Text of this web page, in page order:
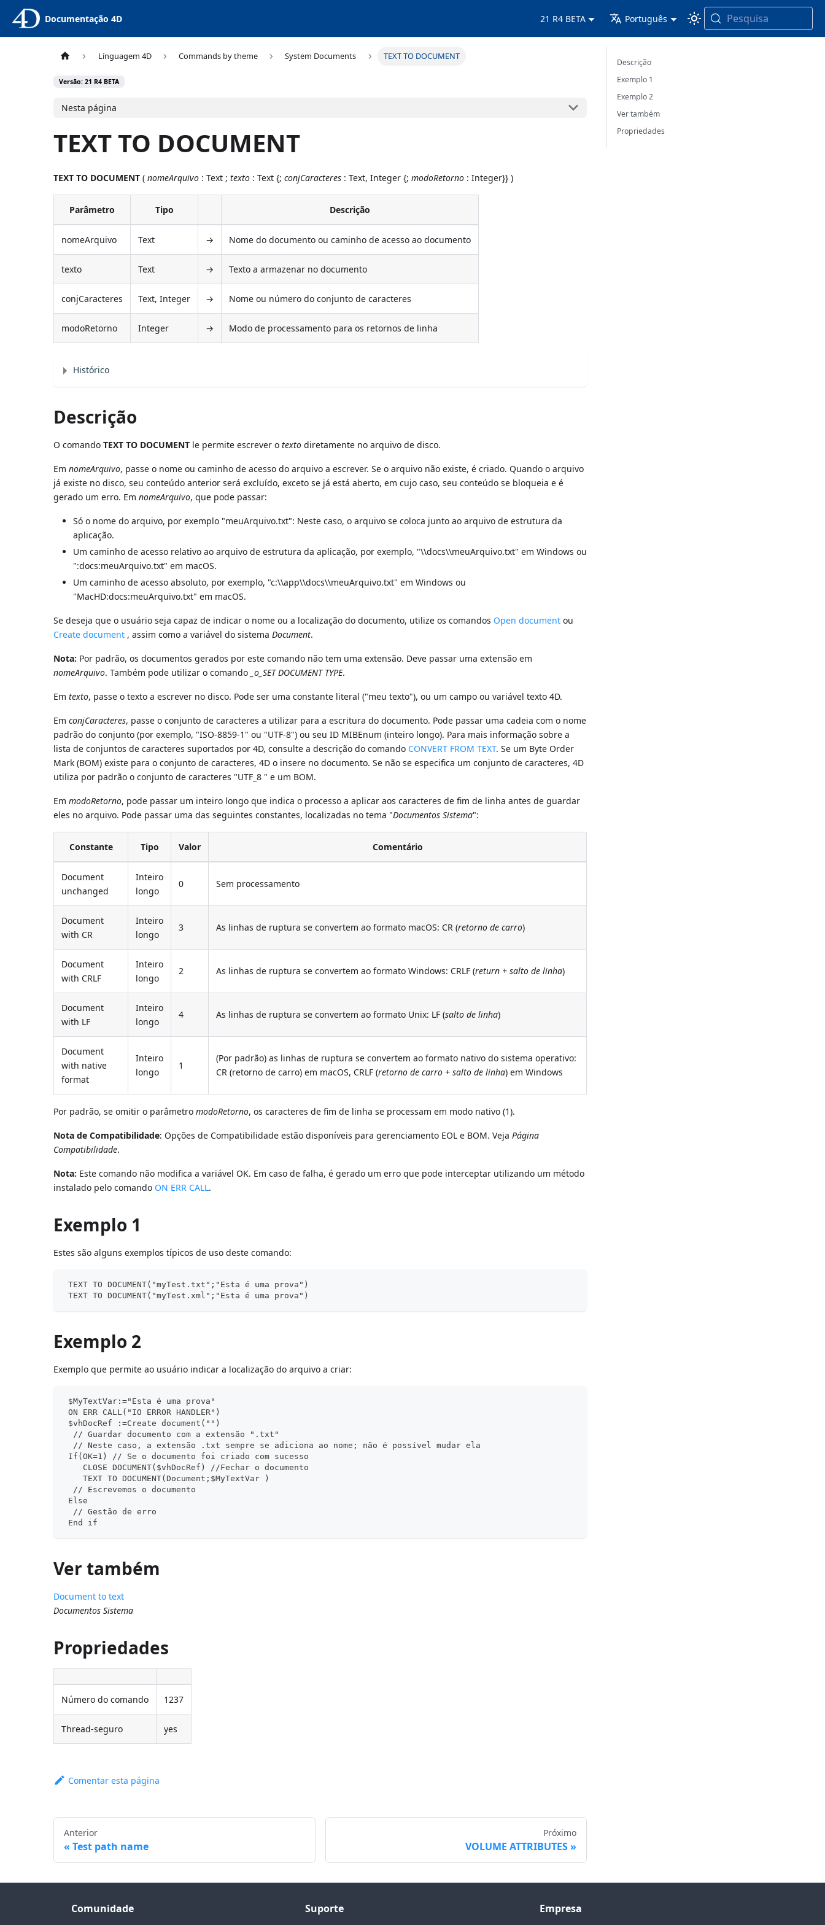
Documentação 4D 21 R4 BETA Português Pesquisa
Línguagem 4D Commands by theme System Documents TEXT TO DOCUMENT
Versão: 21 R4 BETA
Nesta página
TEXT TO DOCUMENT
TEXT TO DOCUMENT (nomeArquivo : Text ;texto : Text {;conjCaracteres : Text, Integer {;modoRetorno : Integer}} )
Parâmetro Tipo Descrição
nomeArquivo Text → Nome do documento ou caminho de acesso ao documento
texto Text → Texto a armazenar no documento
conjCaracteres Text, Integer → Nome ou número do conjunto de caracteres
modoRetorno Integer → Modo de processamento para os retornos de linha
Histórico
Descrição
O comandoTEXT TO DOCUMENT le permite escrever otexto diretamente no arquivo de disco.
EmnomeArquivo, passe o nome ou caminho de acesso do arquivo a escrever. Se o arquivo não existe, é criado. Quando o arquivo
já existe no disco, seu conteúdo anterior será excluído, exceto se já está aberto, em cujo caso, seu conteúdo se bloqueia e é
gerado um erro. EmnomeArquivo, que pode passar:
Só o nome do arquivo, por exemplo "meuArquivo.txt": Neste caso, o arquivo se coloca junto ao arquivo de estrutura da
aplicação.
Um caminho de acesso relativo ao arquivo de estrutura da aplicação, por exemplo, "\\docs\\meuArquivo.txt" em Windows ou
":docs:meuArquivo.txt" em macOS.
Um caminho de acesso absoluto, por exemplo, "c:\\app\\docs\\meuArquivo.txt" em Windows ou
"MacHD:docs:meuArquivo.txt" em macOS.
Se deseja que o usuário seja capaz de indicar o nome ou a localização do documento, utilize os comandos Open document ou
Create document , assim como a variável do sistemaDocument.
Nota: Por padrão, os documentos gerados por este comando não tem uma extensão. Deve passar uma extensão em
nomeArquivo. Também pode utilizar o comando _o_SET DOCUMENT TYPE.
Emtexto, passe o texto a escrever no disco. Pode ser uma constante literal ("meu texto"), ou um campo ou variável texto 4D.
EmconjCaracteres, passe o conjunto de caracteres a utilizar para a escritura do documento. Pode passar uma cadeia com o nome
padrão do conjunto (por exemplo, "ISO-8859-1" ou "UTF-8") ou seu ID MIBEnum (inteiro longo). Para mais informação sobre a
lista de conjuntos de caracteres suportados por 4D, consulte a descrição do comando CONVERT FROM TEXT. Se um Byte Order
Mark (BOM) existe para o conjunto de caracteres, 4D o insere no documento. Se não se especifica um conjunto de caracteres, 4D
utiliza por padrão o conjunto de caracteres "UTF_8 " e um BOM.
EmmodoRetorno, pode passar um inteiro longo que indica o processo a aplicar aos caracteres de fim de linha antes de guardar
eles no arquivo. Pode passar uma das seguintes constantes, localizadas no tema "Documentos Sistema":
Constante Tipo Valor Comentário
Document
unchanged
Inteiro
longo
0 Sem processamento
Document
with CR
Inteiro
longo
3 As linhas de ruptura se convertem ao formato macOS: CR (retorno de carro)
Document
with CRLF
Inteiro
longo
2 As linhas de ruptura se convertem ao formato Windows: CRLF (return + salto de linha)
Document
with LF
Inteiro
longo
4 As linhas de ruptura se convertem ao formato Unix: LF (salto de linha)
Document
with native
format
Inteiro
longo
1
(Por padrão) as linhas de ruptura se convertem ao formato nativo do sistema operativo:
CR (retorno de carro) em macOS, CRLF (retorno de carro + salto de linha) em Windows
Por padrão, se omitir o parâmetromodoRetorno, os caracteres de fim de linha se processam em modo nativo (1).
Nota de Compatibilidade: Opções de Compatibilidade estão disponíveis para gerenciamento EOL e BOM. VejaPágina
Compatibilidade.
Nota: Este comando não modifica a variável OK. Em caso de falha, é gerado um erro que pode interceptar utilizando um método
instalado pelo comando ON ERR CALL.
Exemplo 1
Estes são alguns exemplos típicos de uso deste comando:
TEXT TO DOCUMENT("myTest.txt";"Esta é uma prova")
TEXT TO DOCUMENT("myTest.xml";"Esta é uma prova")
Exemplo 2
Exemplo que permite ao usuário indicar a localização do arquivo a criar:
$MyTextVar:="Esta é uma prova"
ON ERR CALL("IO ERROR HANDLER")
$vhDocRef :=Create document("")
// Guardar documento com a extensão ".txt"
// Neste caso, a extensão .txt sempre se adiciona ao nome; não é possível mudar ela
If(OK=1) // Se o documento foi criado com sucesso
CLOSE DOCUMENT($vhDocRef) //Fechar o documento
TEXT TO DOCUMENT(Document;$MyTextVar )
// Escrevemos o documento
Else
// Gestão de erro
End if
Ver também
Document to text
Documentos Sistema
Propriedades
Número do comando 1237
Thread-seguro yes
Comentar esta página
Anterior
Test path name
Próximo
VOLUME ATTRIBUTES
Descrição
Exemplo 1
Exemplo 2
Ver também
Propriedades
Comunidade Suporte Empresa